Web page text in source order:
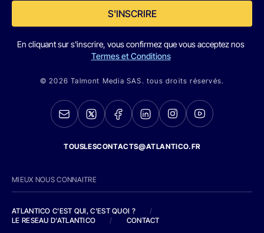
S'INSCRIRE
En cliquant sur s'inscrire, vous confirmez que vous acceptez nos
Termes et Conditions
© 2026 Talmont Media SAS. tous droits réservés.
TOUSLESCONTACTS@ATLANTICO.FR
MIEUX NOUS CONNAITRE
ATLANTICO C'EST QUI, C'EST QUOI ?
/
LE RESEAU D'ATLANTICO
/ CONTACT